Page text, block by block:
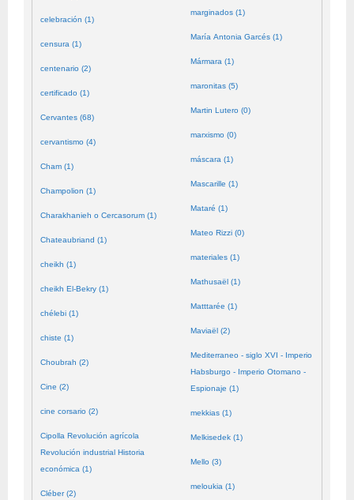
celebración (1)
censura (1)
centenario (2)
certificado (1)
Cervantes (68)
cervantismo (4)
Cham (1)
Champolion (1)
Charakhanieh o Cercasorum (1)
Chateaubriand (1)
cheikh (1)
cheikh El-Bekry (1)
chélebi (1)
chiste (1)
Choubrah (2)
Cine (2)
cine corsario (2)
Cipolla Revolución agrícola
Revolución industrial Historia
económica (1)
Cléber (2)
marginados (1)
María Antonia Garcés (1)
Mármara (1)
maronitas (5)
Martin Lutero (0)
marxismo (0)
máscara (1)
Mascarille (1)
Mataré (1)
Mateo Rizzi (0)
materiales (1)
Mathusaël (1)
Matttarée (1)
Maviaël (2)
Mediterraneo - siglo XVI - Imperio
Habsburgo - Imperio Otomano -
Espionaje (1)
mekkias (1)
Melkisedek (1)
Mello (3)
meloukia (1)